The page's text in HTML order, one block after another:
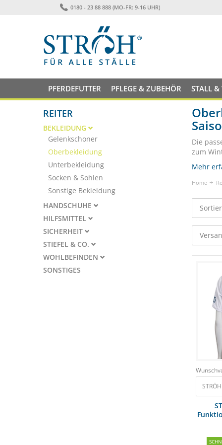
0180 - 23 88 888 (MO-FR: 9-16 UHR)
PFERDEFUTTER PFLEGE & ZUBEHÖR STALL &
Die
zum
Mehr
Home
REITER
BEKLEIDUNG
Gelenkschoner
Oberbekleidung
Unterbekleidung
Socken & Sohlen
Sonstige Bekleidung
HANDSCHUHE
HILFSMITTEL
SICHERHEIT
STIEFEL & CO.
WOHLBEFINDEN
SONSTIGES